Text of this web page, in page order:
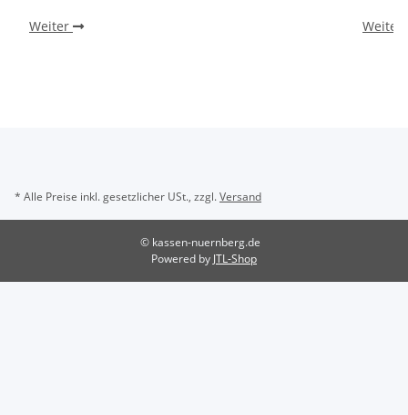
Weiter Weiter
* Alle Preise inkl. gesetzlicher USt., zzgl.Versand
© kassen-nuernberg.de
Powered by JTL-Shop